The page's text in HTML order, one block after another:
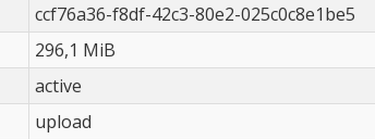
ccf76a36-f8df-42c3-80e2-025c0c8e1be5
296,1 MiB
active
upload